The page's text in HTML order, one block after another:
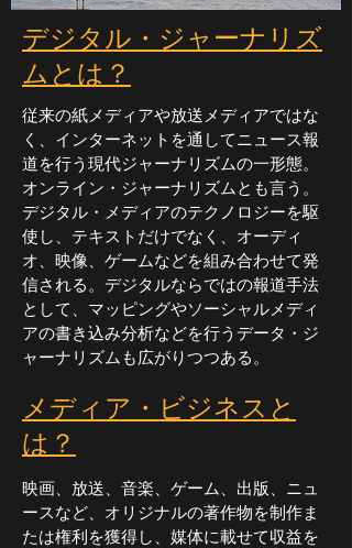
デジタル・ジャーナリズ
ムとは？
従来の紙メディアや放送メディアではな
く、インターネットを通してニュース報
道を行う現代ジャーナリズムの一形態。
オンライン・ジャーナリズムとも言う。
デジタル・メディアのテクノロジーを駆
使し、テキストだけでなく、オーディ
オ、映像、ゲームなどを組み合わせて発
信される。 デジタルならではの報道手法
として、マッピングやソーシャルメディ
アの書き込み分析などを行うデータ・ジ
ャーナリズムも広がりつつある。
メディア・ビジネスと
は？
映画、放送、音楽、ゲーム、出版、ニュ
ースなど、オリジナルの著作物を制作ま
たは権利を獲得し、媒体に載せて収益を